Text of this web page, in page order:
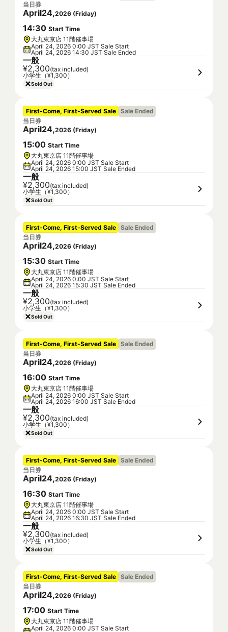
当日券
April24,2026 (Friday)
14:30 Start Time
大丸東京店 11階催事場
April 24, 2026 0:00 JST Sale Start
April 24, 2026 14:30 JST Sale Ended
一般
¥2,300(tax included)
小学生（¥1,300）
Sold Out
First-Come, First-Served Sale Sale Ended
当日券
April24,2026 (Friday)
15:00 Start Time
大丸東京店 11階催事場
April 24, 2026 0:00 JST Sale Start
April 24, 2026 15:00 JST Sale Ended
一般
¥2,300(tax included)
小学生（¥1,300）
Sold Out
First-Come, First-Served Sale Sale Ended
当日券
April24,2026 (Friday)
15:30 Start Time
大丸東京店 11階催事場
April 24, 2026 0:00 JST Sale Start
April 24, 2026 15:30 JST Sale Ended
一般
¥2,300(tax included)
小学生（¥1,300）
Sold Out
First-Come, First-Served Sale Sale Ended
当日券
April24,2026 (Friday)
16:00 Start Time
大丸東京店 11階催事場
April 24, 2026 0:00 JST Sale Start
April 24, 2026 16:00 JST Sale Ended
一般
¥2,300(tax included)
小学生（¥1,300）
Sold Out
First-Come, First-Served Sale Sale Ended
当日券
April24,2026 (Friday)
16:30 Start Time
大丸東京店 11階催事場
April 24, 2026 0:00 JST Sale Start
April 24, 2026 16:30 JST Sale Ended
一般
¥2,300(tax included)
小学生（¥1,300）
Sold Out
First-Come, First-Served Sale Sale Ended
当日券
April24,2026 (Friday)
17:00 Start Time
大丸東京店 11階催事場
April 24, 2026 0:00 JST Sale Start